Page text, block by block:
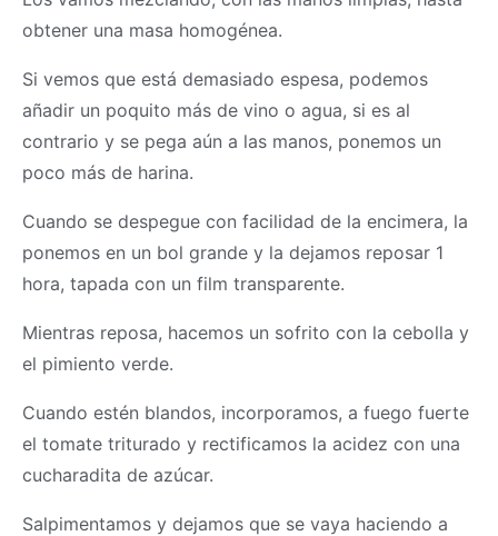
obtener una masa homogénea.
Si vemos que está demasiado espesa, podemos
añadir un poquito más de vino o agua, si es al
contrario y se pega aún a las manos, ponemos un
poco más de harina.
Cuando se despegue con facilidad de la encimera, la
ponemos en un bol grande y la dejamos reposar 1
hora, tapada con un film transparente.
Mientras reposa, hacemos un sofrito con la cebolla y
el pimiento verde.
Cuando estén blandos, incorporamos, a fuego fuerte
el tomate triturado y rectificamos la acidez con una
cucharadita de azúcar.
Salpimentamos y dejamos que se vaya haciendo a